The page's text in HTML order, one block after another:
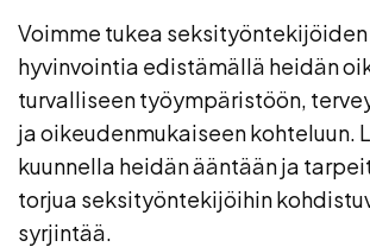
Voimme tukea
hyvinvointia edistämällä heidän
turvalliseen työympäristöön,
ja oikeudenmukaiseen kohteluun.
kuunnella heidän ääntään ja
torjua seksityöntekijöihin
syrjintää.